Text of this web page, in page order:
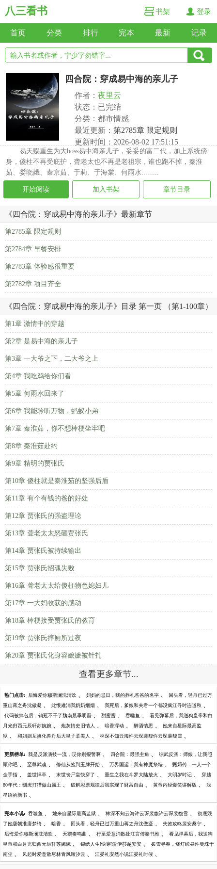
八三看书 书架 登录
首页 分类 排行 完本 最新 记录
四合院：穿成易中海的亲儿子
作者： 夜里云
状态：已完结
分类：都市情感
最近更新： 第2785章 限定规则
更新时间：2026-08-02 17:51:15
易天赐重生为大boss易中海亲儿子，妥妥的富二代，加上系统傍
身，傻柱不再受庇护，聋老太也不再是老祖宗，谁也跑不掉，秦淮
茹、娄晓娥、秦京茹、于莉、于海棠、何雨水.........
开始阅读 加入书架 章节目录
《四合院：穿成易中海的亲儿子》最新章节
第2785章 限定规则
第2784章 早餐安排
第2783章 体验感很重要
第2782章 项目齐全
《四合院：穿成易中海的亲儿子》目录 第一页 （第1-100章）
第1章 激情中的穿越
第2章 是易中海的亲儿子
第3章 一大爷之下，二大爷之上
第4章 我吃鸡给你们看
第5章 何雨水回来了
第6章 我能聆听万物，蚂蚁小弟
第7章 秦淮茹，你不想棒梗坐牢吧
第8章 秦淮茹赴约
第9章 精明的贾张氏
第10章 傻柱就是秦淮茹的坚强后盾
第11章 有个有钱的爸的好处
第12章 贾张氏的强盗理论
第13章 聋老太太怒砸贾张氏
第14章 贾张氏被持续输出
第15章 贾张氏招魂失败
第16章 聋老太太给傻柱物色媳妇儿
第17章 一大妈收获的感动
第18章 棒梗接受贾张氏的教育
第19章 贾张氏摔厕所过夜
第20章 贾张氏化身容嬷嬷被针扎
查看更多章节...
热门点击: 后悔爱你穆斯澜沈清欢 、 妈妈的忌日，我的葬礼爸爸的名字 、 回头看，轻舟已过万
重山蒋之舟沈傲凝 、 此恨难消我奶奶烟烟 、 我死后，爹娘和夫君一个都没疯江寻时连道秋 、
代码被掉包后，销冠不干了魏南晨季明磊 、 甜蜜蜜 、 吞噬鱼 、 看见弹幕后，我送狗皇帝和白
月光归西元辰轩苏婉婉 、 炮灰情史旧情人 、 暗香浮动 、 醉酒情思 、 她来自星际最高监
狱 、 和姐姐互换化兽丹后大皇子柔美人 、 林深不知云海许云琛裴馥许云琛裴馥雪 、
更新榜单: 我是反派演技一流，哎你别报警啊 、 四合院：最强主角 、 综武反派：师娘，让我照
顾你吧 、 至尊武魂 、 修仙从捡到玉牌开始 、 万界国运：我有神魔祭坛 、 甄嬛传：一人一个
金手指 、 盖世悍卒 、 末世丧尸皇快穿了 、 重生之我在斗罗大陆放火 、 大明岁时记 、 穿越
80年代：驯虎打猎做山霸王 、 破解彩票规律后我实现了财富自由 、 黄帝内经爆笑讲解版 、 浅
星语的新书 、
完本小说: 吞噬鱼 、 她来自星际最高监狱 、 林深不知云海许云琛裴馥许云琛裴馥雪 、 彻底毁
了她唐朝淮唐梦绮 、 暗香 、 回头看，轻舟已过万重山蒋之舟沈傲凝 、 失效攻略裴安桑宁 、
后悔爱你穆斯澜沈清欢 、 天鹅奏鸣曲 、 行至爱意消散处江言傅秦书雅 、 看见弹幕后，我送狗
皇帝和白月光归西元辰轩苏婉婉 、 锦绣人生[快穿]爱伊莎越安安 、 拨雪寻春，烧灯续昼许曼珠于
南尘 、 风起时爱意散尽林青风顾汐云 、 江晏礼安然小说江晏礼时候 、